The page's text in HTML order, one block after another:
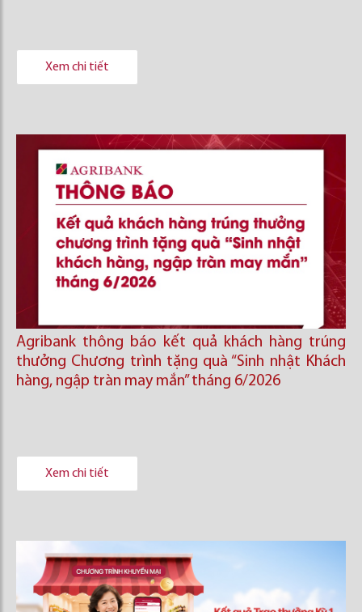
Xem chi tiết
Agribank thông báo kết quả khách hàng trúng
thưởng Chương trình tặng quà “Sinh nhật Khách
hàng, ngập tràn may mắn” tháng 6/2026
Xem chi tiết